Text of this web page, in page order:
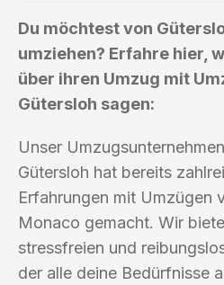
Du möchtest von
umziehen? Erfahre hier,
über ihren Umzug mit
Gütersloh sagen:
Unser
Gütersloh hat bereits
Erfahrungen mit Umzügen
Monaco gemacht. Wir
stressfreien und
der alle deine Bedürfnisse